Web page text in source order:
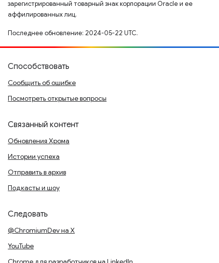
зарегистрированный товарный знак корпорации Oracle и ее
аффилированных лиц.
Последнее обновление: 2024-05-22 UTC.
Способствовать
Сообщить об ошибке
Посмотреть открытые вопросы
Связанный контент
Обновления Хрома
Истории успеха
Отправить в архив
Подкасты и шоу
Следовать
@ChromiumDev на X
YouTube